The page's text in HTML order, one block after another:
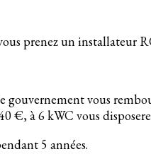
prenez un installateur
gouvernement vous
€, à 6 kWC vous
5 années.